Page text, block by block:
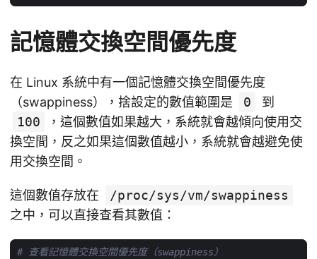
記憶體交換空間優先度
在 Linux 系統中有一個記憶體交換空間優先度
（swappiness），捨設定的數值範圍是
0
到
100
，這個數值如果越大，系統就會越傾向使用交
換空間，反之如果這個數值越小，系統就會越避免使
用交換空間。
這個數值存放在
/proc/sys/vm/swappiness
之中，可以直接查看其數值：
# 查看記憶體交換空間優先度（swappiness）